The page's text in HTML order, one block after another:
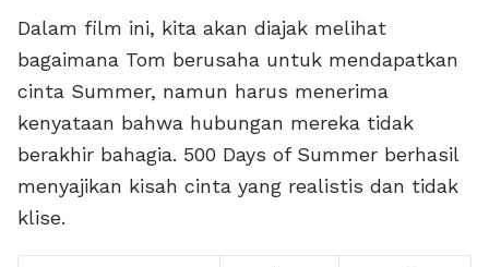
Dalam film ini, kita akan diajak melihat
bagaimana Tom berusaha untuk mendapatkan
cinta Summer, namun harus menerima
kenyataan bahwa hubungan mereka tidak
berakhir bahagia. 500 Days of Summer berhasil
menyajikan kisah cinta yang realistis dan tidak
klise.